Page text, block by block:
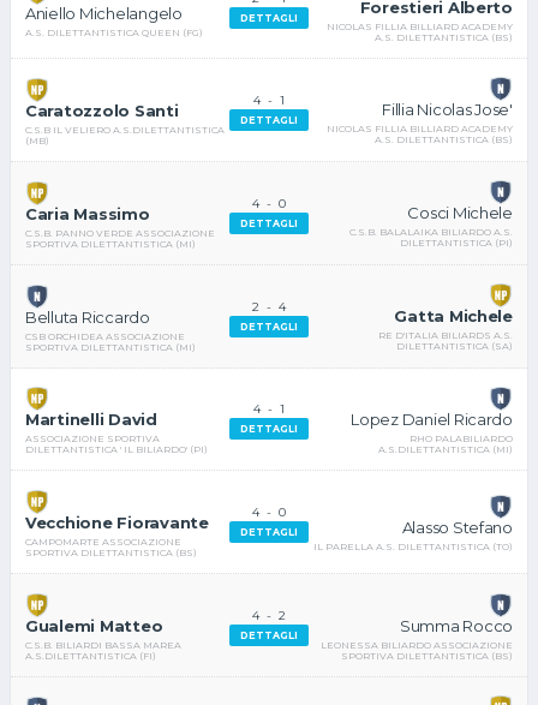
Aniello Michelangelo
A.S. DILETTANTISTICA QUEEN (FG)
DETTAGLI
Forestieri Alberto
NICOLAS FILLIA BILLIARD ACADEMY
A.S. DILETTANTISTICA (BS)
Caratozzolo Santi
C.S.B IL VELIERO A.S.DILETTANTISTICA
(MB)
4- 1
DETTAGLI
Fillia Nicolas Jose'
NICOLAS FILLIA BILLIARD ACADEMY
A.S. DILETTANTISTICA (BS)
Caria Massimo
C.S.B. PANNO VERDE ASSOCIAZIONE
SPORTIVA DILETTANTISTICA (MI)
4- 0
DETTAGLI
Cosci Michele
C.S.B. BALALAIKA BILIARDO A.S.
DILETTANTISTICA (PI)
Belluta Riccardo
CSB ORCHIDEA ASSOCIAZIONE
SPORTIVA DILETTANTISTICA (MI)
2 - 4
DETTAGLI
Gatta Michele
RE D'ITALIA BILIARDS A.S.
DILETTANTISTICA (SA)
Martinelli David
ASSOCIAZIONE SPORTIVA
DILETTANTISTICA ' IL BILIARDO' (PI)
4- 1
DETTAGLI
Lopez Daniel Ricardo
RHO PALABILIARDO
A.S.DILETTANTISTICA (MI)
Vecchione Fioravante
CAMPOMARTE ASSOCIAZIONE
SPORTIVA DILETTANTISTICA (BS)
4- 0
DETTAGLI Alasso Stefano
IL PARELLA A.S. DILETTANTISTICA (TO)
Gualemi Matteo
C.S.B. BILIARDI BASSA MAREA
A.S.DILETTANTISTICA (FI)
4- 2
DETTAGLI
Summa Rocco
LEONESSA BILIARDO ASSOCIAZIONE
SPORTIVA DILETTANTISTICA (BS)